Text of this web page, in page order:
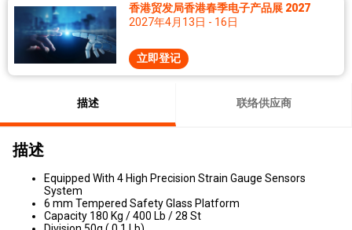
香港贸发局香港春季电子产品展 2027
2027年4月13日 - 16日
立即登记
描述 联络供应商
描述
Equipped With 4 High Precision Strain Gauge Sensors
System
6 mm Tempered Safety Glass Platform
Capacity 180 Kg / 400 Lb / 28 St